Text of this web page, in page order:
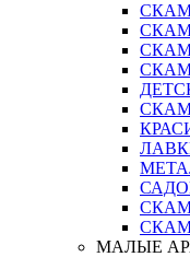
МАЛЫЕ